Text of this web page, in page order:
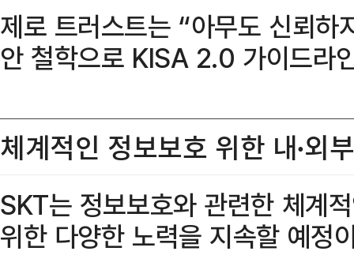
제로 트러스트는 “아무도 신뢰
안 철학으로 KISA 2.0 가이드라
체계적인 정보보호 위한 내∙외
SKT는 정보보호와 관련한 체계
위한 다양한 노력을 지속할 예정